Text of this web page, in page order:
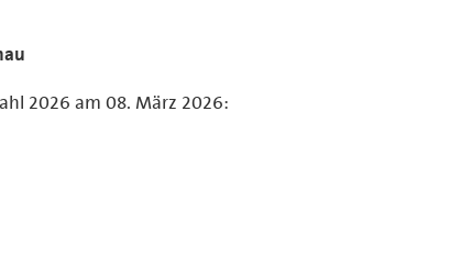
2026 am 08. März 2026: